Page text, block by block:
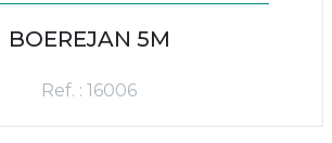
BOEREJAN 5M
Ref. : 16006